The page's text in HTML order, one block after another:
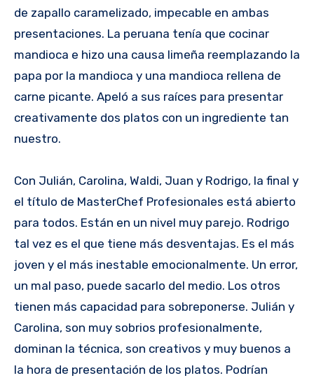
de zapallo caramelizado, impecable en ambas
presentaciones. La peruana tenía que cocinar
mandioca e hizo una causa limeña reemplazando la
papa por la mandioca y una mandioca rellena de
carne picante. Apeló a sus raíces para presentar
creativamente dos platos con un ingrediente tan
nuestro.
Con Julián, Carolina, Waldi, Juan y Rodrigo, la final y
el título de MasterChef Profesionales está abierto
para todos. Están en un nivel muy parejo. Rodrigo
tal vez es el que tiene más desventajas. Es el más
joven y el más inestable emocionalmente. Un error,
un mal paso, puede sacarlo del medio. Los otros
tienen más capacidad para sobreponerse. Julián y
Carolina, son muy sobrios profesionalmente,
dominan la técnica, son creativos y muy buenos a
la hora de presentación de los platos. Podrían